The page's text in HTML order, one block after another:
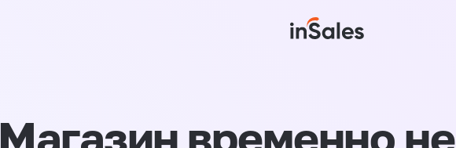
Магазин временно